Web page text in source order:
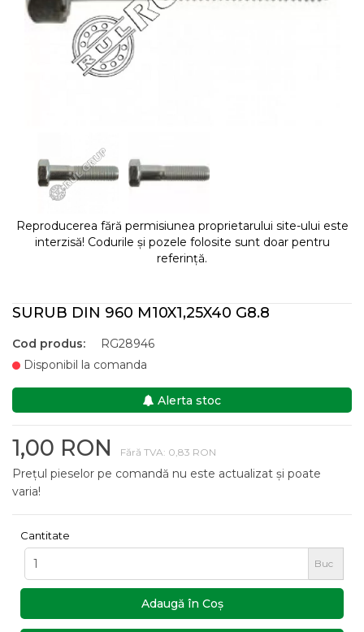
Reproducerea fără permisiunea proprietarului site-ului este
interzisă! Codurile și pozele folosite sunt doar pentru
referință.
SURUB DIN 960 M10X1,25X40 G8.8
Cod produs:
RG28946
Disponibil la comanda
Alerta stoc
1,00 RON Fără TVA: 0,83 RON
Prețul pieselor pe comandă nu este actualizat și poate
varia!
Cantitate
Buc
Adaugă în Coş